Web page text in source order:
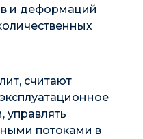
и деформаций
считают
управлять
потоками в